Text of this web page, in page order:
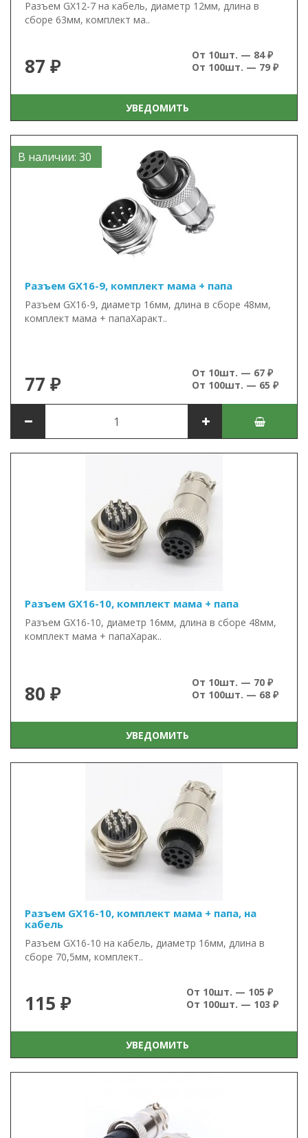
Разъем GX12-7 на кабель, диаметр 12мм, длина в
сборе 63мм, комплект ма..
87 ₽
От 10шт. — 84 ₽
От 100шт. — 79 ₽
УВЕДОМИТЬ
В наличии: 30
Разъем GX16-9, комплект мама + папа
Разъем GX16-9, диаметр 16мм, длина в сборе 48мм,
комплект мама + папаХаракт..
77 ₽
От 10шт. — 67 ₽
От 100шт. — 65 ₽
Разъем GX16-10, комплект мама + папа
Разъем GX16-10, диаметр 16мм, длина в сборе 48мм,
комплект мама + папаХарак..
80 ₽
От 10шт. — 70 ₽
От 100шт. — 68 ₽
УВЕДОМИТЬ
Разъем GX16-10, комплект мама + папа, на
кабель
Разъем GX16-10 на кабель, диаметр 16мм, длина в
сборе 70,5мм, комплект..
115 ₽
От 10шт. — 105 ₽
От 100шт. — 103 ₽
УВЕДОМИТЬ